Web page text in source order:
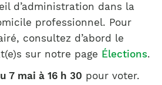
d’administration dans la
professionnel. Pour
consultez d’abord le
sur notre page Élections.
7 mai à 16 h 30 pour voter.